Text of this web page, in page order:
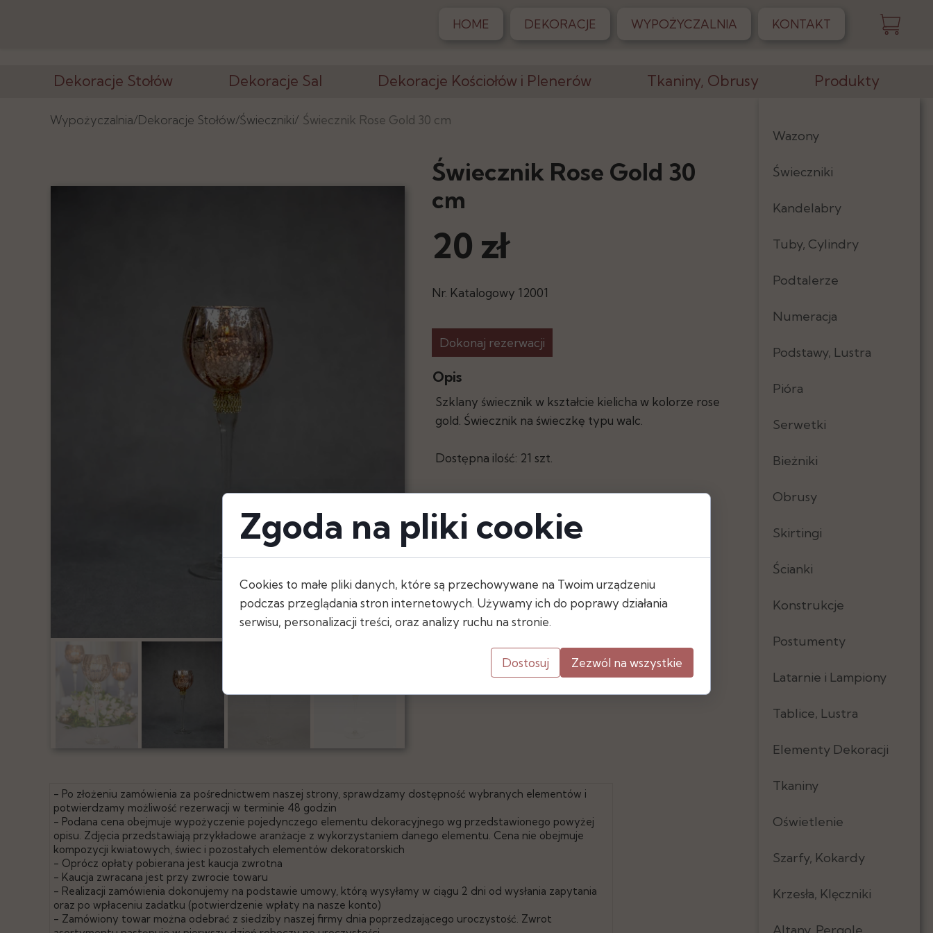
Dekoracje Stołów
Wazony i Stojaki
Dekoracje Sal
Ścianki, Tła
Tkaniny
Oświetlenie
Szarfy, Kokardy
Dekoracje Kościołów i Plenerów
Krzesła, Klęczniki
Postumenty
Stojaki, Wazony
Tkaniny, Obrusy
Serwetki
Produkty
Wazony
Świeczniki
Kandelabry
Tuby, Cylindry
Podtalerze
Numeracja
Podstawy, Lustra
Pióra
Serwetki
Bieżniki
Obrusy
Skirtingi
Ścianki
Konstrukcje
Postumenty
Latarnie i Lampiony
Tablice, Lustra
Elementy Dekoracji
Tkaniny
Oświetlenie
Szarfy, Kokardy
Krzesła, Klęczniki
Świecznik Rose Gold 30 cm
Świeczniki/
Dekoracje Stołów/
Wypożyczalnia/
HOME DEKORACJE WYPOŻYCZALNIA KONTAKT
Świecznik Rose Gold 30
cm
20 zł
Nr. Katalogowy 12001
Dokonaj rezerwacji
- Po złożeniu zamówienia za pośrednictwem naszej strony, sprawdzamy dostępność wybranych elementów i
potwierdzamy możliwość rezerwacji w terminie 48 godzin
- Podana cena obejmuje wypożyczenie pojedynczego elementu dekoracyjnego wg przedstawionego powyżej
opisu. Zdjęcia przedstawiają przykładowe aranżacje z wykorzystaniem danego elementu. Cena nie obejmuje
kompozycji kwiatowych, świec i pozostałych elementów dekoratorskich
- Oprócz opłaty pobierana jest kaucja zwrotna
- Kaucja zwracana jest przy zwrocie towaru
- Realizacji zamówienia dokonujemy na podstawie umowy, którą wysyłamy w ciągu 2 dni od wysłania zapytania
oraz po wpłaceniu zadatku (potwierdzenie wpłaty na nasze konto)
- Zamówiony towar można odebrać z siedziby naszej firmy dnia poprzedzającego uroczystość. Zwrot
Opis
Szklany świecznik w kształcie kielicha w kolorze rose
gold. Świecznik na świeczkę typu walc.
Dostępna ilość: 21 szt.
Wymiary
- wysokość: 30 cm
- średnica czaszy: 12 cm
- średnica otworu: 8,5 cm
- podstawa: 10 cm
Zgoda na pliki cookie
Cookies to małe pliki danych, które są przechowywane na Twoim urządzeniu
podczas przeglądania stron internetowych. Używamy ich do poprawy działania
serwisu, personalizacji treści, oraz analizy ruchu na stronie.
Dostosuj Zezwól na wszystkie